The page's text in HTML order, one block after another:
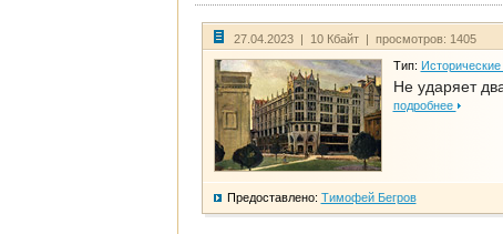
27.04.2023 | 10 Кбайт | просмотров: 1405
Тип:
Не ударяет
подробнее
Предоставлено: Тимофей Бегров